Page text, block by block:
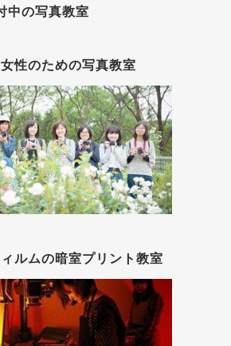
中の写真教室
性のための写真教室
ルムの暗室プリント教室